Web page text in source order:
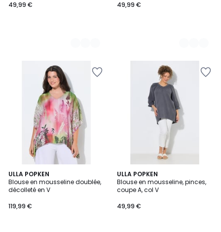
49,99 € 49,99 €
ULLA POPKEN
Blouse en mousseline doublée,
décolleté en V
119,99 €
ULLA POPKEN
Blouse en mousseline, pinces,
coupe A, col V
49,99 €